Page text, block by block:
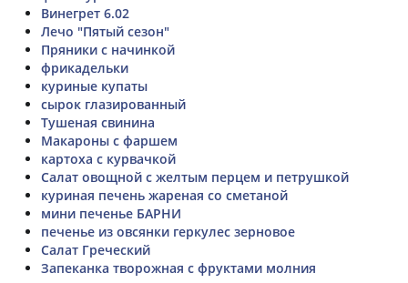
Винегрет 6.02
Лечо "Пятый сезон"
Пряники с начинкой
фрикадельки
куриные купаты
сырок глазированный
Тушеная свинина
Макароны с фаршем
картоха с курвачкой
Салат овощной с желтым перцем и петрушкой
куриная печень жареная со сметаной
мини печенье БАРНИ
печенье из овсянки геркулес зерновое
Салат Греческий
Запеканка творожная с фруктами молния